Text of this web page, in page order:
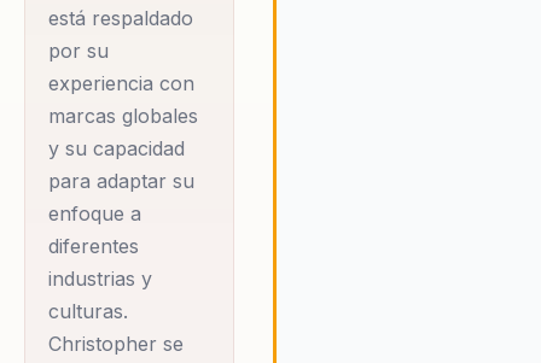
está respaldado
por su
experiencia con
marcas globales
y su capacidad
para adaptar su
enfoque a
diferentes
industrias y
culturas.
Christopher se